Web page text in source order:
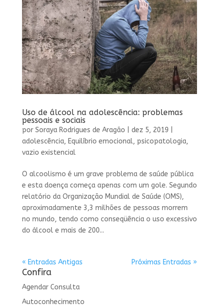
Uso de álcool na adolescência: problemas
pessoais e sociais
por Soraya Rodrigues de Aragão dez 5, 2019
adolescência, Equilíbrio emocional, psicopatologia,
vazio existencial
O alcoolismo é um grave problema de saúde pública
e esta doença começa apenas com um gole. Segundo
relatório da Organização Mundial de Saúde (OMS),
aproximadamente 3,3 milhões de pessoas morrem
no mundo, tendo como conseqüência o uso excessivo
do álcool e mais de 200...
« Entradas Antigas Próximas Entradas »
Confira
Agendar Consulta
Autoconhecimento